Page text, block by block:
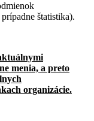
štatistika).
menia, a preto
organizácie.